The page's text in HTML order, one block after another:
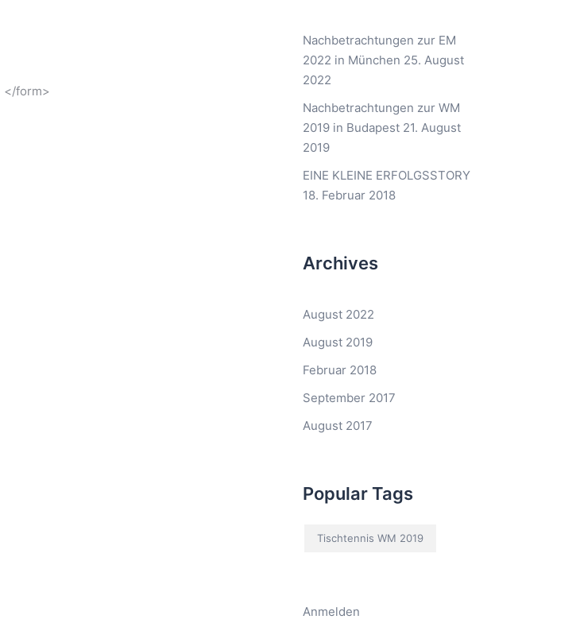
</form>
Nachbetrachtungen zur EM
2022 in München 25. August
2022
Nachbetrachtungen zur WM
2019 in Budapest 21. August
2019
EINE KLEINE ERFOLGSSTORY
18. Februar 2018
Archives
August 2022
August 2019
Februar 2018
September 2017
August 2017
Popular Tags
Tischtennis WM 2019
Anmelden